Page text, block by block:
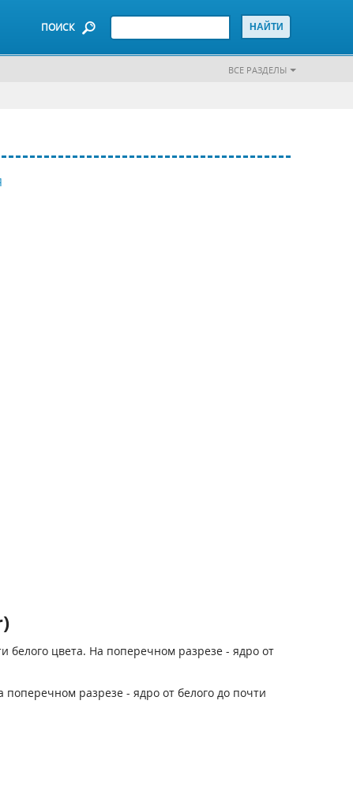
ПОИСК
ВСЕ РАЗДЕЛЫ
белого цвета. На поперечном разрезе - ядро от
разрезе - ядро от белого до почти